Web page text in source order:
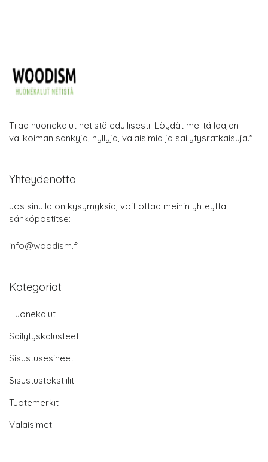
Tilaa huonekalut netistä edullisesti. Löydät meiltä laajan
valikoiman sänkyjä, hyllyjä, valaisimia ja säilytysratkaisuja."
Yhteydenotto
Jos sinulla on kysymyksiä, voit ottaa meihin yhteyttä
sähköpostitse:
info@woodism.fi
Kategoriat
Huonekalut
Säilytyskalusteet
Sisustusesineet
Sisustustekstiilit
Tuotemerkit
Valaisimet